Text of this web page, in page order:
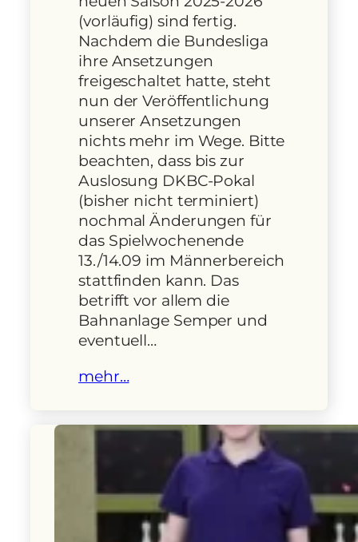
(vorläufig) sind fertig.
Nachdem die Bundesliga
ihre Ansetzungen
freigeschaltet hatte, steht
nun der Veröffentlichung
unserer Ansetzungen
nichts mehr im Wege. Bitte
beachten, dass bis zur
Auslosung DKBC-Pokal
(bisher nicht terminiert)
nochmal Änderungen für
das Spielwochenende
13./14.09 im Männerbereich
stattfinden kann. Das
betrifft vor allem die
Bahnanlage Semper und
eventuell…
mehr…